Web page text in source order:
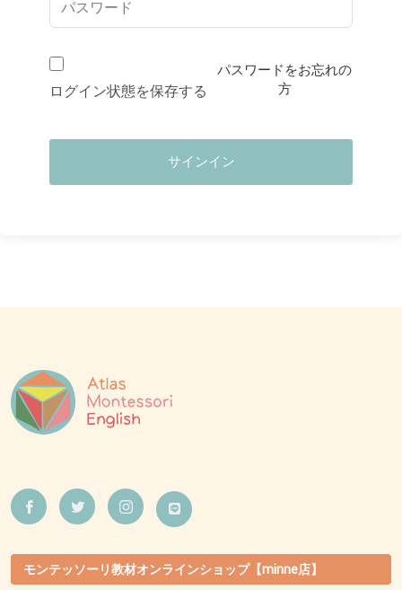
ログイン状態を保存する
パスワードをお忘れの
方
サインイン
モンテッソーリ教材オンラインショップ【minne店】